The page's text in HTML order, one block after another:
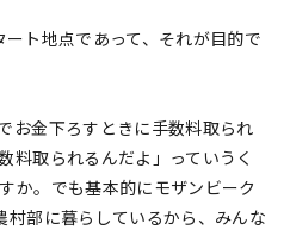
ト地点であって、それが目的で
お金下ろすときに手数料取られ
料取られるんだよ」っていうく
か。でも基本的にモザンビーク
村部に暮らしているから、みんな